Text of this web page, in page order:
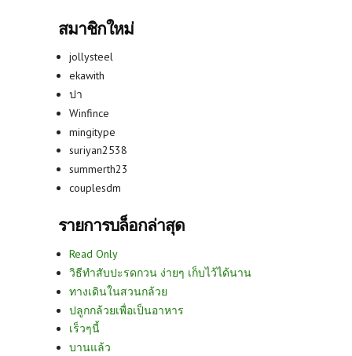
สมาชิกใหม่
jollysteel
ekawith
ปา
Winfince
mingitype
suriyan2538
summerth23
couplesdm
รายการบล็อกล่าสุด
Read Only
วิธีทำสับปะรดกวน ง่ายๆ เก็บไว้ได้นาน
ทางเดินในสวนกล้วย
ปลูกกล้วยเพื่อเป็นอาหาร
เร็วๆนี้
บานแล้ว